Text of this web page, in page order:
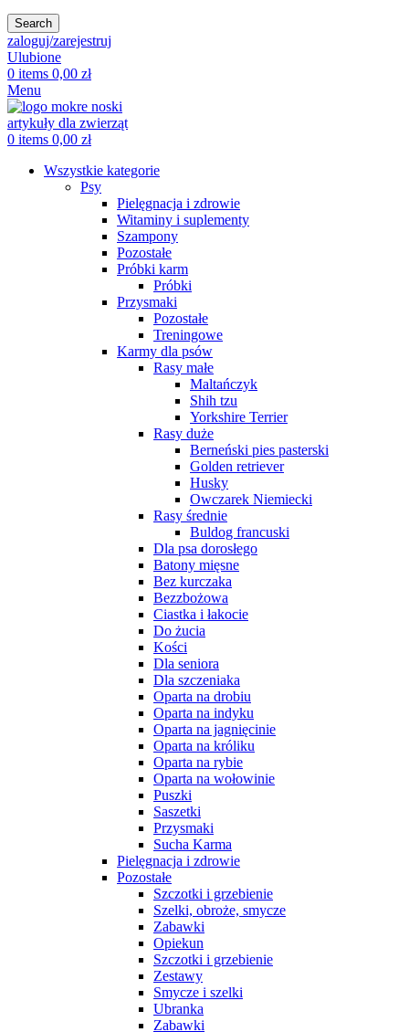
Search
zaloguj/zarejestruj
Ulubione
0 items 0,00 zł
Menu
0 items 0,00 zł
Wszystkie kategorie
Psy
Pielęgnacja i zdrowie
Witaminy i suplementy
Szampony
Pozostałe
Próbki karm
Próbki
Przysmaki
Pozostałe
Treningowe
Karmy dla psów
Rasy małe
Maltańczyk
Shih tzu
Yorkshire Terrier
Rasy duże
Berneński pies pasterski
Golden retriever
Husky
Owczarek Niemiecki
Rasy średnie
Buldog francuski
Dla psa dorosłego
Batony mięsne
Bez kurczaka
Bezzbożowa
Ciastka i łakocie
Do żucia
Kości
Dla seniora
Dla szczeniaka
Oparta na drobiu
Oparta na indyku
Oparta na jagnięcinie
Oparta na króliku
Oparta na rybie
Oparta na wołowinie
Puszki
Saszetki
Przysmaki
Sucha Karma
Pielęgnacja i zdrowie
Pozostałe
Szczotki i grzebienie
Szelki, obroże, smycze
Zabawki
Opiekun
Szczotki i grzebienie
Zestawy
Smycze i szelki
Ubranka
Zabawki